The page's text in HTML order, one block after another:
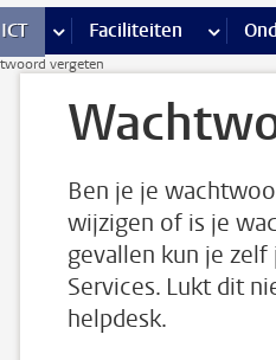
Financiën pagina’s
ICT meer ICT pagina’s
Faciliteiten meer
vergeten
Ben je je
wijzigen of is je
gevallen kun je
Services. Lukt dit
helpdesk.